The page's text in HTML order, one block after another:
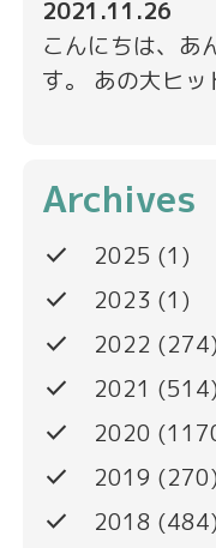
2021.11.26
こんにちは、あ
す。 あの大ヒ
Archives
done 2025 (1)
done 2023 (1)
done 2022 (274)
done 2021 (514)
done 2020
done 2019 (270)
done 2018 (484)